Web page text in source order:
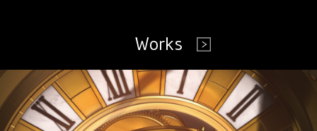
Works